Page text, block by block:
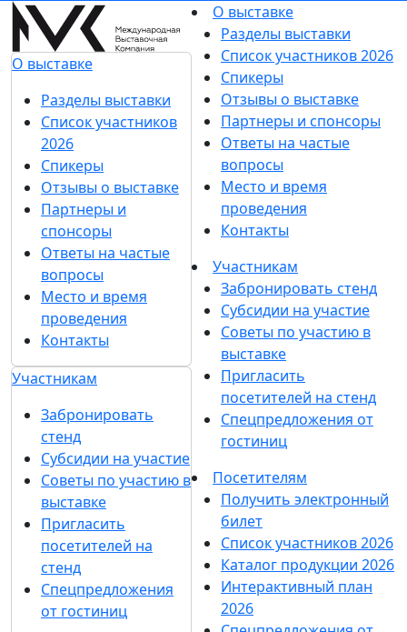
О выставке
Разделы выставки
Список участников
2026
Спикеры
Отзывы о выставке
Партнеры и
спонсоры
Ответы на частые
вопросы
Место и время
проведения
Контакты
Участникам
Забронировать
стенд
Субсидии на участие
Советы по участию в
выставке
Пригласить
посетителей на
стенд
Спецпредложения
от гостиниц
О выставке
Разделы выставки
Список участников 2026
Спикеры
Отзывы о выставке
Партнеры и спонсоры
Ответы на частые
вопросы
Место и время
проведения
Контакты
Участникам
Забронировать стенд
Субсидии на участие
Советы по участию в
выставке
Пригласить
посетителей на стенд
Спецпредложения от
гостиниц
Посетителям
Получить электронный
билет
Список участников 2026
Каталог продукции 2026
Интерактивный план
2026